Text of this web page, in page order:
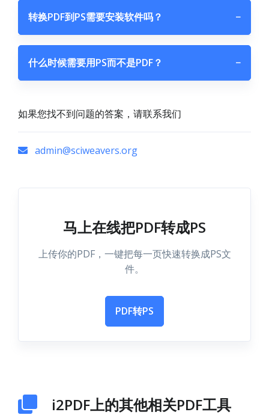
转换PDF到PS需要安装软件吗？ −
什么时候需要用PS而不是PDF？ −
如果您找不到问题的答案，请联系我们
admin@sciweavers.org
马上在线把PDF转成PS
上传你的PDF，一键把每一页快速转换成PS文
件。
PDF转PS
i2PDF上的其他相关PDF工具